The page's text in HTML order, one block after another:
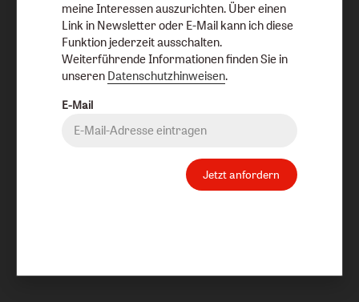
meine Interessen auszurichten. Über einen
Link in Newsletter oder E-Mail kann ich diese
Funktion jederzeit ausschalten.
Weiterführende Informationen finden Sie in
unseren Datenschutzhinweisen.
E-Mail
Jetzt anfordern